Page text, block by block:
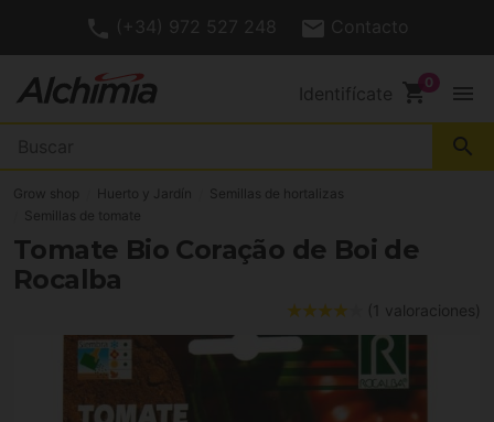
(+34) 972 527 248 Contacto
Identifícate shopping_cart menu
search
Grow shop Huerto y Jardín
Semillas de hortalizas
Semillas de tomate
Tomate Bio Coração de Boi de
Rocalba
(1 valoraciones)